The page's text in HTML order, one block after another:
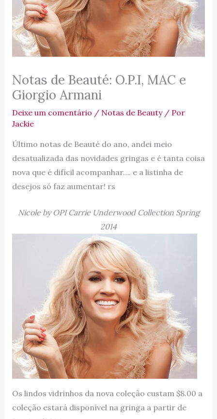
Notas de Beauté: O.P.I, MAC e
Giorgio Armani
Deixe um comentário / Notas de Beauty/ Por
Jackie
Último notas de Beauté do ano, andei meio
desatualizada das novidades gringas e é tanta coisa
nova que é difícil acompanhar…. e a listinha de
desejos só faz aumentar! rs
Nicole by OPI Carrie Underwood Collection Spring
2014
Os lindos vidrinhos da nova coleção custam $8.00 a
coleção estará disponível na gringa a partir de